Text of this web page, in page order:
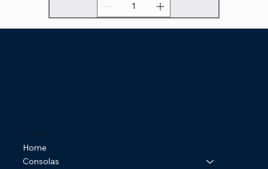
Tienda Online
Home
Consolas